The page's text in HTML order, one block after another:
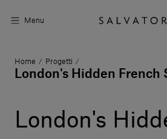
Menu
Superfici
Arredo casa
Home / Progetti /
London's Hidden French
London's